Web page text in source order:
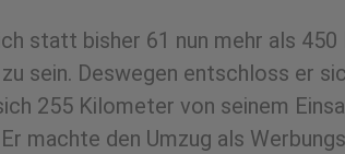
statt bisher 61 nun mehr als
sein. Deswegen entschloss er
255 Kilometer von seinem
machte den Umzug als